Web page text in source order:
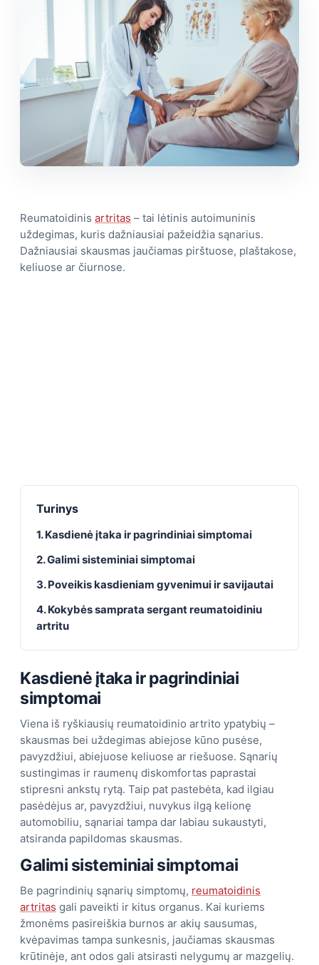
Reumatoidinis artritas – tai lėtinis autoimuninis
uždegimas, kuris dažniausiai pažeidžia sąnarius.
Dažniausiai skausmas jaučiamas pirštuose, plaštakose,
keliuose ar čiurnose.
Turinys
1. Kasdienė įtaka ir pagrindiniai simptomai
2. Galimi sisteminiai simptomai
3. Poveikis kasdieniam gyvenimui ir savijautai
4. Kokybės samprata sergant reumatoidiniu
artritu
Kasdienė įtaka ir pagrindiniai
simptomai
Viena iš ryškiausių reumatoidinio artrito ypatybių –
skausmas bei uždegimas abiejose kūno pusėse,
pavyzdžiui, abiejuose keliuose ar riešuose. Sąnarių
sustingimas ir raumenų diskomfortas paprastai
stipresni ankstų rytą. Taip pat pastebėta, kad ilgiau
pasėdėjus ar, pavyzdžiui, nuvykus ilgą kelionę
automobiliu, sąnariai tampa dar labiau sukaustyti,
atsiranda papildomas skausmas.
Galimi sisteminiai simptomai
Be pagrindinių sąnarių simptomų, reumatoidinis
artritas gali paveikti ir kitus organus. Kai kuriems
žmonėms pasireiškia burnos ar akių sausumas,
kvėpavimas tampa sunkesnis, jaučiamas skausmas
krūtinėje, ant odos gali atsirasti nelygumų ar mazgelių.